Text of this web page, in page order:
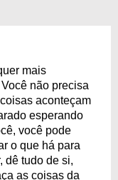
mais
não precisa
aconteçam
esperando
você pode
o que há para
dê tudo de si,
as coisas da